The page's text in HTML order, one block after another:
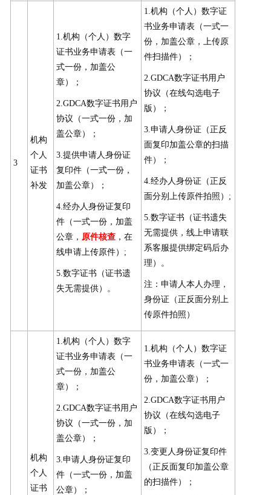
3
机构
个人
证书
补发
1.机构（个人）数字
证书业务申请表（一
式一份，加盖公
章）；
2.GDCA数字证书用户
协议（一式一份，加
盖公章）；
3.提供申请人身份证
复印件（一式一份，
加盖公章）；
4.经办人身份证复印
件（一式一份，加盖
公章， 原件核查 ，在
线申请上传原件）;
5.数字证书（证书遗
失无需提供）。
1.机构（个人）数字证
书业务申请表（一式一
份，加盖公章，上传原
件扫描件）；
2.GDCA数字证书用户
协议（在线勾选电子
版）；
3.申请人身份证（正反
面复印加盖公章的扫描
件）；
4.经办人身份证（正反
面分别上传原件拍照）;
5.数字证书（证书遗失
无需提供，线上申请联
系客服提供绑定码后办
理）。
注：申请人本人办理，
身份证（正反面分别上
传原件拍照）
机构
个人
证书
1.机构（个人）数字
证书业务申请表（一
式一份，加盖公
章）；
2.GDCA数字证书用户
协议（一式一份，加
盖公章）；
3.申请人身份证复印
件（一式一份，加盖
公章）；
1.机构（个人）数字证
书业务申请表（一式一
份，加盖公章）；
2.GDCA数字证书用户
协议（在线勾选电子
版）；
3.变更人身份证复印件
（正反面复印加盖公章
的扫描件）；